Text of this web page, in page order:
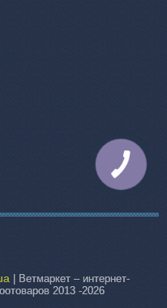
| Ветмаркет – интернет-
2013 -2026
КНОПКА
СВЯЗИ